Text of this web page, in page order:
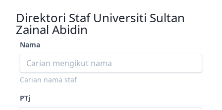
Direktori Staf Universiti Sultan
Zainal Abidin
Nama
Carian nama staf
PTj